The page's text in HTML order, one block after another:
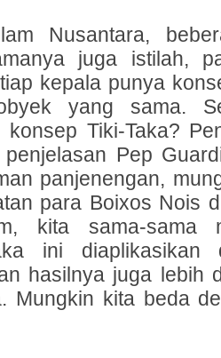
Nusantara,
juga istilah,
kepala punya
yang sama.
konsep Tiki-Taka?
Pep
panjenengan,
para Boixos Nois
kita sama-sama
ini
hasilnya juga lebih
Mungkin kita beda